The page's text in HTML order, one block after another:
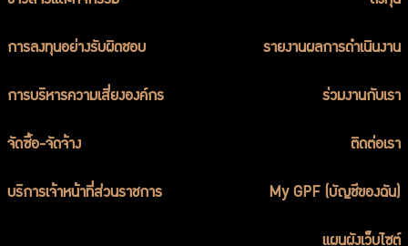
การลงทุนอย่างรับผิดชอบ รายงานผลการดำเนินงาน
การบริหารความเสี่ยงองค์กร ร่วมงานกับเรา
จัดซื้อ-จัดจ้าง ติดต่อเรา
บริการเจ้าหน้าที่ส่วนราชการ My GPF (บัญชีของฉัน)
แผนผังเว็บไซต์